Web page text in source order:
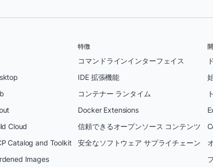
Cloud
Catalog and Toolkit
Images
特徴
コマンドラインインターフェイス
IDE 拡張機能
コンテナー ランタイム
Docker Extensions
信頼できるオープンソース コンテンツ
安全なソフトウェア サプライチェーン